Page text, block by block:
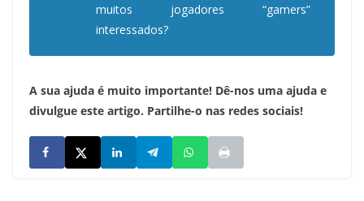
muitos jogadores “gamers”
interessados?
A sua ajuda é muito importante! Dê-nos uma ajuda e
divulgue este artigo. Partilhe-o nas redes sociais!